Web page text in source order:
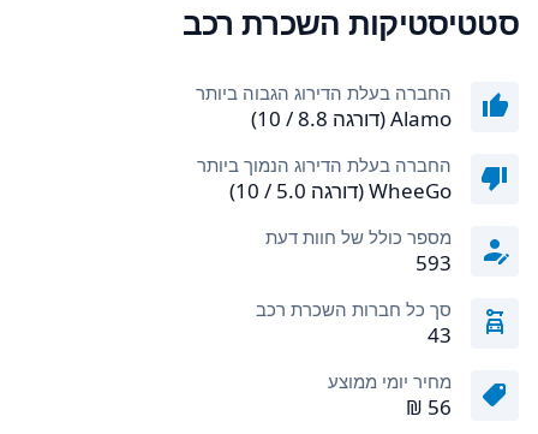
סטטיסטיקות השכרת רכב
החברה בעלת הדירוג הגבוה ביותר
Alamo (דורגה 8.8 / 10)
החברה בעלת הדירוג הנמוך ביותר
WheeGo (דורגה 5.0 / 10)
מספר כולל של חוות דעת
593
סך כל חברות השכרת רכב
43
מחיר יומי ממוצע